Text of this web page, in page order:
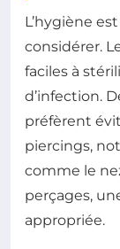
L’hygiène
considérer.
faciles à
d’infection.
préfèrent
piercings,
comme le
perçages,
appropriée.